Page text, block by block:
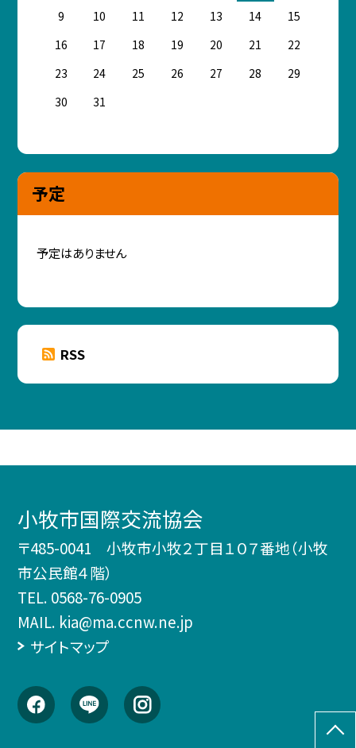
9
10 11 12 13 14
15
16
17 18 19 20 21
22
23
24 25 26 27 28
29
30
31
予定
予定はありません
RSS
小牧市国際交流協会
〒485-0041 小牧市小牧２丁目１０７番地（小牧
市公民館４階）
TEL. 0568-76-0905
MAIL. kia@ma.ccnw.ne.jp
サイトマップ